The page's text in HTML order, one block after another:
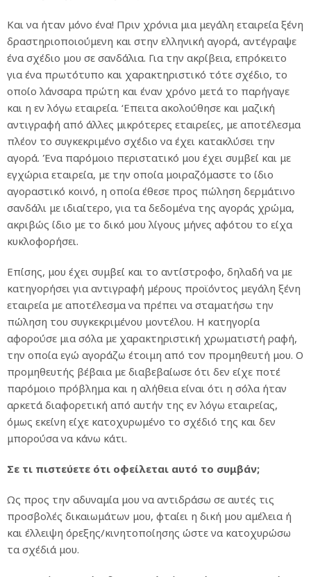
Και να ήταν μόνο ένα! Πριν χρόνια μια μεγάλη εταιρεία ξένη
δραστηριοποιούμενη και στην ελληνική αγορά, αντέγραψε
ένα σχέδιο μου σε σανδάλια. Για την ακρίβεια, επρόκειτο
για ένα πρωτότυπο και χαρακτηριστικό τότε σχέδιο, το
οποίο λάνσαρα πρώτη και έναν χρόνο μετά το παρήγαγε
και η εν λόγω εταιρεία. ‘Επειτα ακολούθησε και μαζική
αντιγραφή από άλλες μικρότερες εταιρείες, με αποτέλεσμα
πλέον το συγκεκριμένο σχέδιο να έχει κατακλύσει την
αγορά. Ένα παρόμοιο περιστατικό μου έχει συμβεί και με
εγχώρια εταιρεία, με την οποία μοιραζόμαστε το ίδιο
αγοραστικό κοινό, η οποία έθεσε προς πώληση δερμάτινο
σανδάλι με ιδιαίτερο, για τα δεδομένα της αγοράς χρώμα,
ακριβώς ίδιο με το δικό μου λίγους μήνες αφότου το είχα
κυκλοφορήσει.
Επίσης, μου έχει συμβεί και το αντίστροφο, δηλαδή να με
κατηγορήσει για αντιγραφή μέρους προϊόντος μεγάλη ξένη
εταιρεία με αποτέλεσμα να πρέπει να σταματήσω την
πώληση του συγκεκριμένου μοντέλου. Η κατηγορία
αφορούσε μια σόλα με χαρακτηριστική χρωματιστή ραφή,
την οποία εγώ αγοράζω έτοιμη από τον προμηθευτή μου. Ο
προμηθευτής βέβαια με διαβεβαίωσε ότι δεν είχε ποτέ
παρόμοιο πρόβλημα και η αλήθεια είναι ότι η σόλα ήταν
αρκετά διαφορετική από αυτήν της εν λόγω εταιρείας,
όμως εκείνη είχε κατοχυρωμένο το σχέδιό της και δεν
μπορούσα να κάνω κάτι.
Σε τι πιστεύετε ότι οφείλεται αυτό το συμβάν;
Ως προς την αδυναμία μου να αντιδράσω σε αυτές τις
προσβολές δικαιωμάτων μου, φταίει η δική μου αμέλεια ή
και έλλειψη όρεξης/κινητοποίησης ώστε να κατοχυρώσω
τα σχέδιά μου.